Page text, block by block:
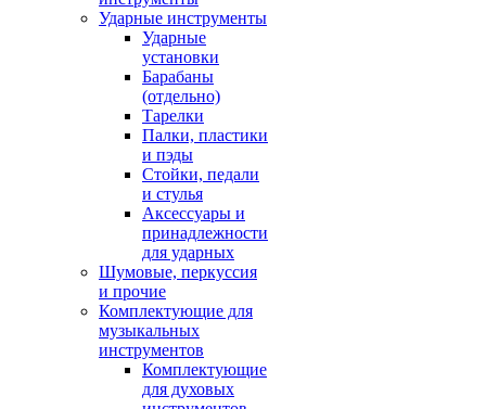
Ударные инструменты
Ударные
установки
Барабаны
(отдельно)
Тарелки
Палки, пластики
и пэды
Стойки, педали
и стулья
Аксессуары и
принадлежности
для ударных
Шумовые, перкуссия
и прочие
Комплектующие для
музыкальных
инструментов
Комплектующие
для духовых